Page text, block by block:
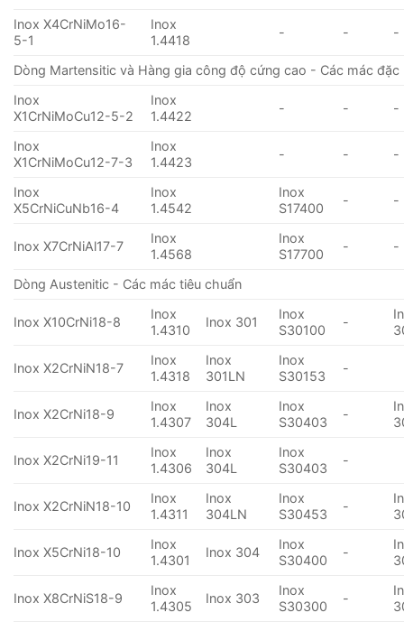
Inox X4CrNiMo16-
5-1
Inox
1.4418
- - -
Dòng Martensitic và Hàng gia công độ cứng cao - Các mác đặc
Inox
X1CrNiMoCu12-5-2
Inox
1.4422
- - -
Inox
X1CrNiMoCu12-7-3
Inox
1.4423
- - -
Inox
X5CrNiCuNb16-4
Inox
1.4542
Inox
S17400
- -
Inox X7CrNiAl17-7
Inox
1.4568
Inox
S17700
- -
Dòng Austenitic - Các mác tiêu chuẩn
Inox X10CrNi18-8
Inox
1.4310
Inox 301
Inox
S30100
-
Inox X2CrNiN18-7
Inox
1.4318
Inox
301LN
Inox
S30153
-
Inox X2CrNi18-9
Inox
1.4307
Inox
304L
Inox
S30403
-
Inox X2CrNi19-11
Inox
1.4306
Inox
304L
Inox
S30403
-
Inox X2CrNiN18-10
Inox
1.4311
Inox
304LN
Inox
S30453
-
Inox X5CrNi18-10
Inox
1.4301
Inox 304
Inox
S30400
-
Inox X8CrNiS18-9
Inox
1.4305
Inox 303
Inox
S30300
-